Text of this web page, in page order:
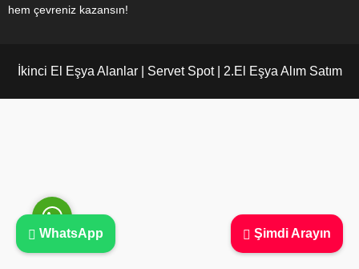
hem çevreniz kazansın!
İkinci El Eşya Alanlar | Servet Spot | 2.El Eşya Alım Satım
Şimdi Arayın
WhatsApp